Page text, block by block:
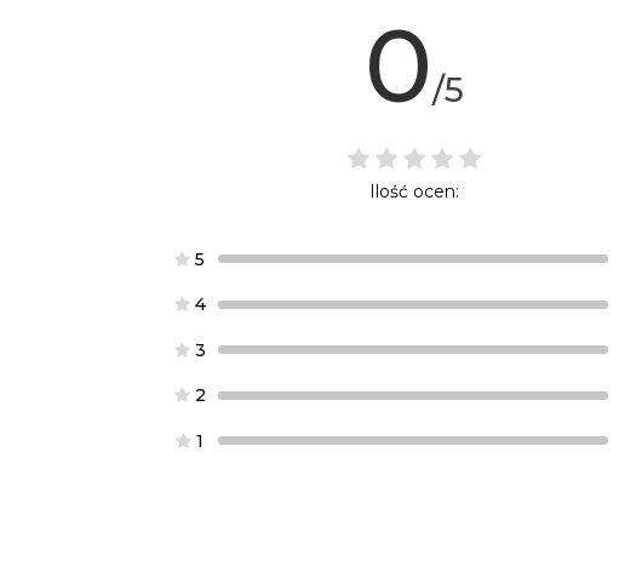
0/5
Ilość ocen:
5
4
3
2
1